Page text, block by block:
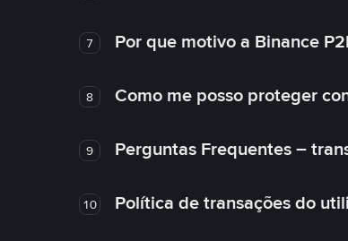
7 Por que motivo a Binance
8 Como me posso proteger
9 Perguntas Frequentes –
10 Política de transações do